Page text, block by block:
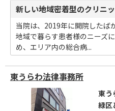
新しい地域密着型のクリニ
当院は、2019年に開院したば
地域で暮らす患者様のニーズ
め、エリア内の総合病...
東うらわ法律事務所
東う
緑区